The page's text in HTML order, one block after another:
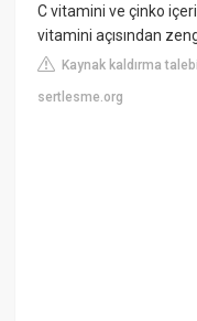
C vitamini ve çinko
vitamini açısından
Kaynak kaldırma talebi
sertlesme.org